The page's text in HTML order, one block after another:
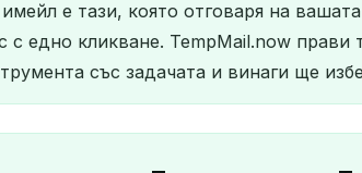
е тази, която отговаря на
с едно кликване. TempMail.now
със задачата и винаги ще